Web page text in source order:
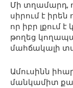
Մի տղամարդ,
սիրում է իրեն
որ իբր լքում
թողեց
մահճակալի
Ամուսինն
մանկամիտ